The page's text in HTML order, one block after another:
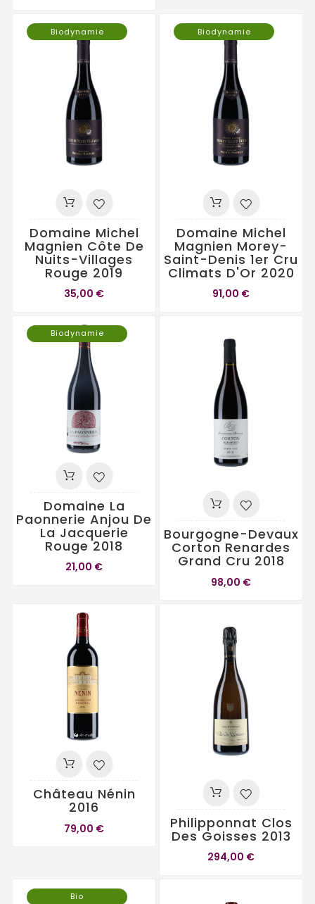
Biodynamie
Domaine Michel
Magnien Côte De
Nuits-Villages
Rouge 2019
35,00 €
Biodynamie
Domaine Michel
Magnien Morey-
Saint-Denis 1er Cru
Climats D'Or 2020
91,00 €
Biodynamie
Domaine La
Paonnerie Anjou De
La Jacquerie
Rouge 2018
21,00 €
Bourgogne-Devaux
Corton Renardes
Grand Cru 2018
98,00 €
Château Nénin
2016
79,00 € Philipponnat Clos
Des Goisses 2013
294,00 €
Bio